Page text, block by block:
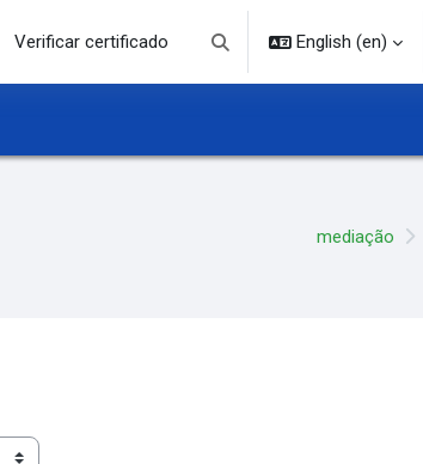
Verificar certificado
Toggle search input
English ‎(en)‎
mediação